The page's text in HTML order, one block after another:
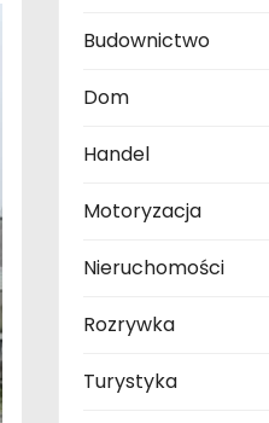
Budownictwo
Dom
Handel
Motoryzacja
Nieruchomości
Rozrywka
Turystyka